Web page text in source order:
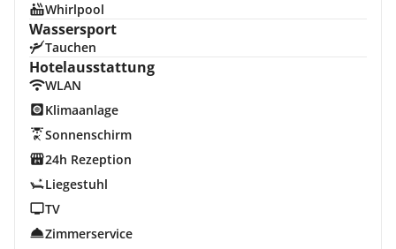
Whirlpool
Wassersport
Tauchen
Hotelausstattung
WLAN
Klimaanlage
Sonnenschirm
24h Rezeption
Liegestuhl
TV
Zimmerservice